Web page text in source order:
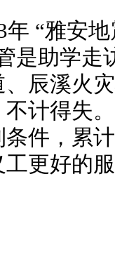
“雅安地
是助学
辰溪火
计得失
件，累
更好的